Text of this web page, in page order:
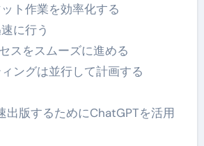
ト作業を効率化する
に行う
スをスムーズに進める
ングは並行して計画する
出版するためにChatGPTを活用